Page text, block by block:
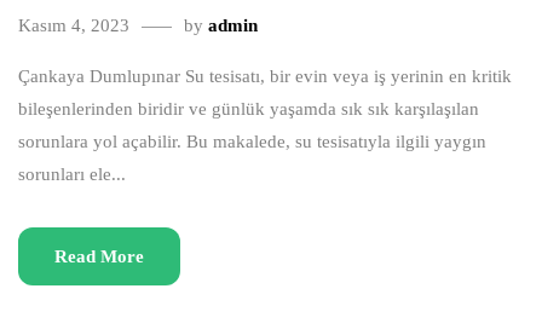
Kasım 4, 2023 by admin
Çankaya Dumlupınar Su tesisatı, bir evin veya iş yerinin en kritik
bileşenlerinden biridir ve günlük yaşamda sık sık karşılaşılan
sorunlara yol açabilir. Bu makalede, su tesisatıyla ilgili yaygın
sorunları ele...
Read More